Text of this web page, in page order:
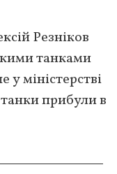
Резніков
танками
у міністерстві
прибули в